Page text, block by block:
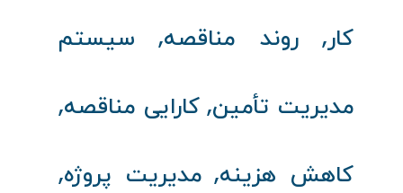
کار,روند مناقصه, سیستم
مدیریت تأمین,کارایی مناقصه,
کاهش هزینه,مدیریت پروژه,